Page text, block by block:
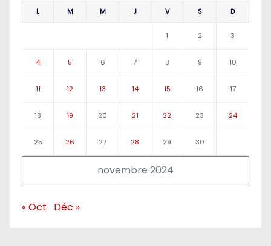
novembre 2024
L M M J V S D
1 2 3
4 5 6 7 8 9 10
11 12 13 14 15 16 17
18 19 20 21 22 23 24
25 26 27 28 29 30
« Oct Déc »